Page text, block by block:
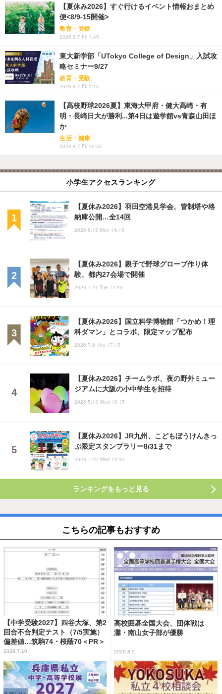
【夏休み2026】すぐ行けるイベント情報おまとめ
便<8/9-15開催>
教育・受験
2026.8.7 Fri 1:45
東大新学部「UTokyo College of Design」入試攻
略セミナー9/27
教育・受験
2026.8.7 Fri 1:15
【高校野球2026夏】東海大甲府・健大高崎・有
明・長崎日大が勝利...第4日は遊学館vs青森山田ほ
か
生活・健康
2026.8.7 Fri 15:52
小学生アクセスランキング
【夏休み2026】羽田空港見学会、管制塔や格
納庫公開…全14回
2026.6.15 Mon 14:15
【夏休み2026】親子で野球グローブ作り体
験、都内27会場で開催
2026.7.21 Tue 11:45
【夏休み2026】国立科学博物館「つかめ！理
科ダマン」とコラボ、限定マップ配布
2026.7.9 Thu 17:15
【夏休み2026】チームラボ、夜の野外ミュー
ジアムに大阪の小中学生を招待
2026.5.13 Wed 10:15
【夏休み2026】JR九州、こどもぼうけんきっ
ぷ限定スタンプラリー8/31まで
2026.7.22 Wed 10:45
ランキングをもっと見る
こちらの記事もおすすめ
【中学受験2027】四谷大塚、第2
回合不合判定テスト（7/5実施）
偏差値…筑駒74・桜蔭70＜PR＞
2026.7.10
高校囲碁全国大会、団体戦は
灘・南山女子部が優勝
2026.8.5